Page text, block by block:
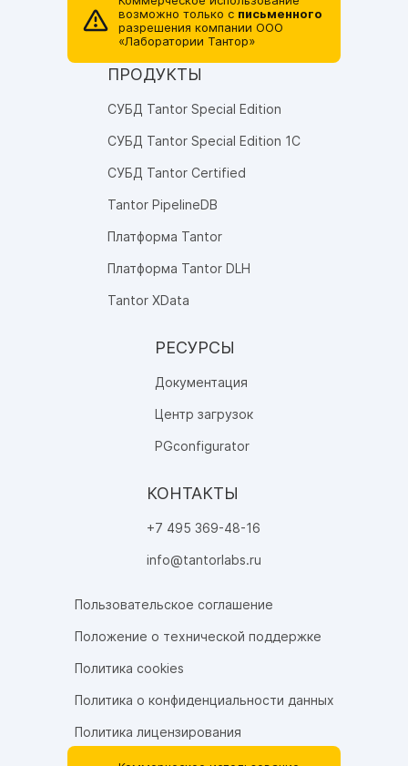
возможно только с письменного
разрешения компании ОOO
«Лаборатории Тантор»
Пользовательское соглашение
Положение о технической поддержке
Политика cookies
Политика о конфиденциальности данных
Политика лицензирования
ПРОДУКТЫ
СУБД Tantor Special Edition
СУБД Tantor Special Edition 1C
СУБД Tantor Certified
Tantor PipelineDB
Платформа Tantor
Платформа Tantor DLH
Tantor XData
РЕСУРСЫ
Документация
Центр загрузок
PGconfigurator
КОНТАКТЫ
+7 495 369-48-16
info@tantorlabs.ru